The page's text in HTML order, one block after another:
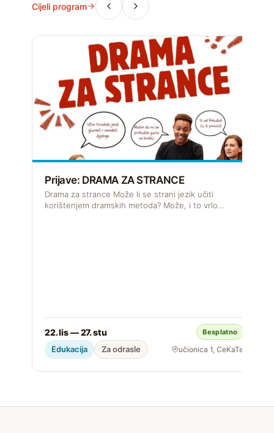
Cijeli program
Prijave: DRAMA ZA STRANCE
Drama za strance Može li se strani jezik učiti
korištenjem dramskih metoda? Može, i to vrlo…
22. lis — 27. stu Besplatno
Edukacija Za odrasle učionica 1, CeKaTe